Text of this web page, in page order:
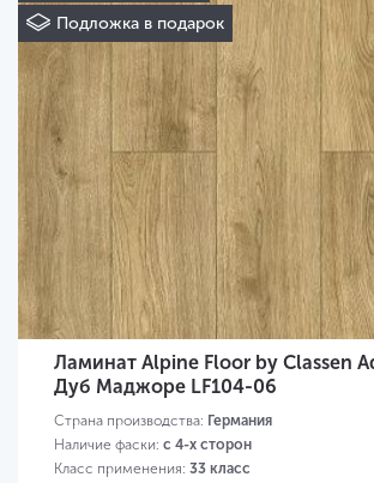
Подложка в подарок
Ламинат Alpine Floor by Classen
Дуб Маджоре LF104-06
Страна производства: Германия
Наличие фаски: с 4-х сторон
Класс применения: 33 класс